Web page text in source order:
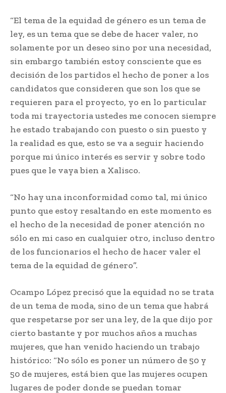
“El tema de la equidad de género es un tema de
ley, es un tema que se debe de hacer valer, no
solamente por un deseo sino por una necesidad,
sin embargo también estoy consciente que es
decisión de los partidos el hecho de poner a los
candidatos que consideren que son los que se
requieren para el proyecto, yo en lo particular
toda mi trayectoria ustedes me conocen siempre
he estado trabajando con puesto o sin puesto y
la realidad es que, esto se va a seguir haciendo
porque mi único interés es servir y sobre todo
pues que le vaya bien a Xalisco.
“No hay una inconformidad como tal, mi único
punto que estoy resaltando en este momento es
el hecho de la necesidad de poner atención no
sólo en mi caso en cualquier otro, incluso dentro
de los funcionarios el hecho de hacer valer el
tema de la equidad de género”.
Ocampo López precisó que la equidad no se trata
de un tema de moda, sino de un tema que habrá
que respetarse por ser una ley, de la que dijo por
cierto bastante y por muchos años a muchas
mujeres, que han venido haciendo un trabajo
histórico: “No sólo es poner un número de 50 y
50 de mujeres, está bien que las mujeres ocupen
lugares de poder donde se puedan tomar